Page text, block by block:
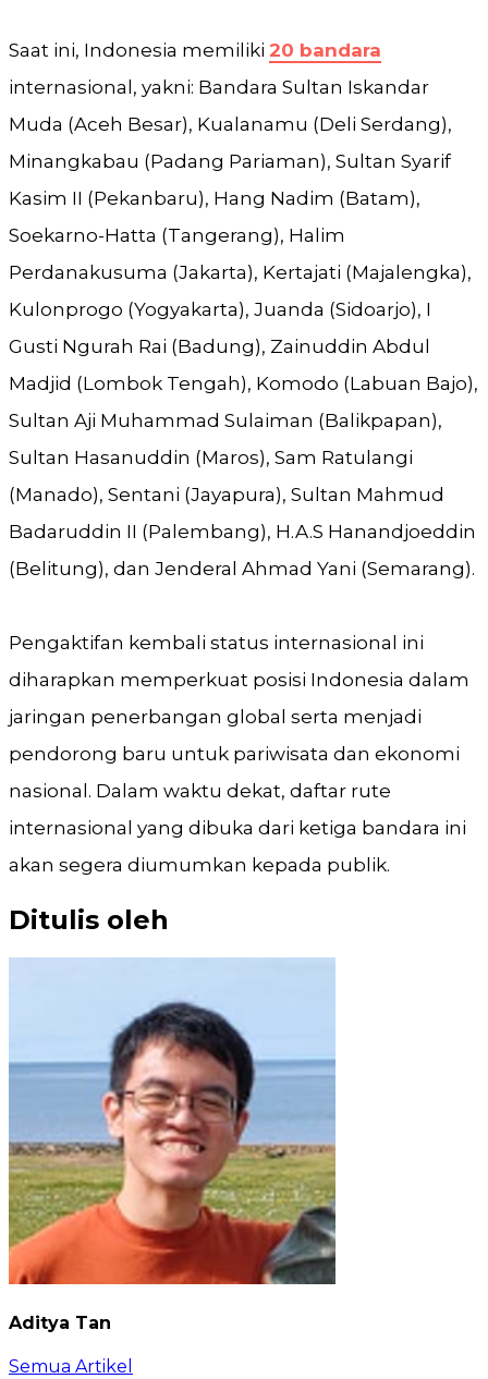
Saat ini, Indonesia memiliki 20 bandara
internasional, yakni: Bandara Sultan Iskandar
Muda (Aceh Besar), Kualanamu (Deli Serdang),
Minangkabau (Padang Pariaman), Sultan Syarif
Kasim II (Pekanbaru), Hang Nadim (Batam),
Soekarno-Hatta (Tangerang), Halim
Perdanakusuma (Jakarta), Kertajati (Majalengka),
Kulonprogo (Yogyakarta), Juanda (Sidoarjo), I
Gusti Ngurah Rai (Badung), Zainuddin Abdul
Madjid (Lombok Tengah), Komodo (Labuan Bajo),
Sultan Aji Muhammad Sulaiman (Balikpapan),
Sultan Hasanuddin (Maros), Sam Ratulangi
(Manado), Sentani (Jayapura), Sultan Mahmud
Badaruddin II (Palembang), H.A.S Hanandjoeddin
(Belitung), dan Jenderal Ahmad Yani (Semarang).
Pengaktifan kembali status internasional ini
diharapkan memperkuat posisi Indonesia dalam
jaringan penerbangan global serta menjadi
pendorong baru untuk pariwisata dan ekonomi
nasional. Dalam waktu dekat, daftar rute
internasional yang dibuka dari ketiga bandara ini
akan segera diumumkan kepada publik.
Ditulis oleh
Aditya Tan
Semua Artikel